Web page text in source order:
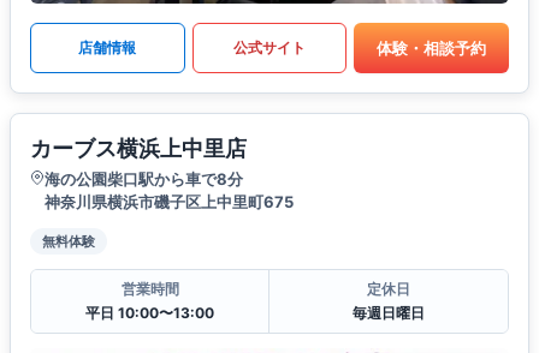
店舗情報 公式サイト 体験・相談予約
カーブス横浜上中里店
海の公園柴口駅から車で8分
神奈川県横浜市磯子区上中里町675
無料体験
営業時間
平日 10:00〜13:00
定休日
毎週日曜日